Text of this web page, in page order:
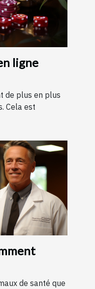
ligne
de plus en plus
Cela est
de santé que